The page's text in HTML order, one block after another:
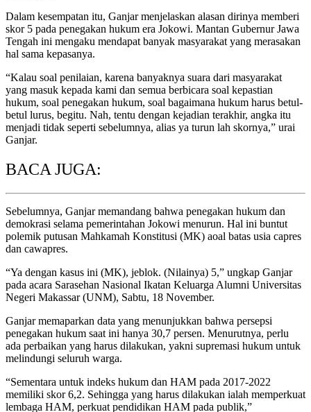
Dalam kesempatan itu, Ganjar menjelaskan alasan dirinya memberi
skor 5 pada penegakan hukum era Jokowi. Mantan Gubernur Jawa
Tengah ini mengaku mendapat banyak masyarakat yang merasakan
hal sama kepasanya.
“Kalau soal penilaian, karena banyaknya suara dari masyarakat
yang masuk kepada kami dan semua berbicara soal kepastian
hukum, soal penegakan hukum, soal bagaimana hukum harus betul-
betul lurus, begitu. Nah, tentu dengan kejadian terakhir, angka itu
menjadi tidak seperti sebelumnya, alias ya turun lah skornya,” urai
Ganjar.
BACA JUGA:
Sebelumnya, Ganjar memandang bahwa penegakan hukum dan
demokrasi selama pemerintahan Jokowi menurun. Hal ini buntut
polemik putusan Mahkamah Konstitusi (MK) aoal batas usia capres
dan cawapres.
“Ya dengan kasus ini (MK), jeblok. (Nilainya) 5,” ungkap Ganjar
pada acara Sarasehan Nasional Ikatan Keluarga Alumni Universitas
Negeri Makassar (UNM), Sabtu, 18 November.
Ganjar memaparkan data yang menunjukkan bahwa persepsi
penegakan hukum saat ini hanya 30,7 persen. Menurutnya, perlu
ada perbaikan yang harus dilakukan, yakni supremasi hukum untuk
melindungi seluruh warga.
“Sementara untuk indeks hukum dan HAM pada 2017-2022
memiliki skor 6,2. Sehingga yang harus dilakukan ialah memperkuat
lembaga HAM, perkuat pendidikan HAM pada publik,”